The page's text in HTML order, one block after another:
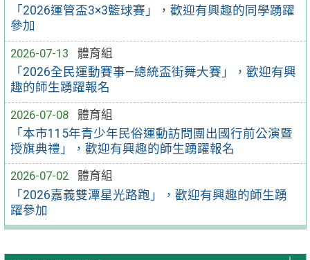
「2026運管盃3×3籃球賽」，歡迎有興趣的同學踴躍
參加
2026-07-13
體育組
「2026全民運動賽事—總統盃街舞大賽」，歡迎有興
趣的師生踴躍報名
2026-07-08
體育組
「本市115年青少年民俗運動訪問團出國行前公演暨
授旗典禮」，歡迎有興趣的師生踴躍報名
2026-07-02
體育組
「2026嘉義雙潭星光路跑」，歡迎有興趣的師生踴
躍參加